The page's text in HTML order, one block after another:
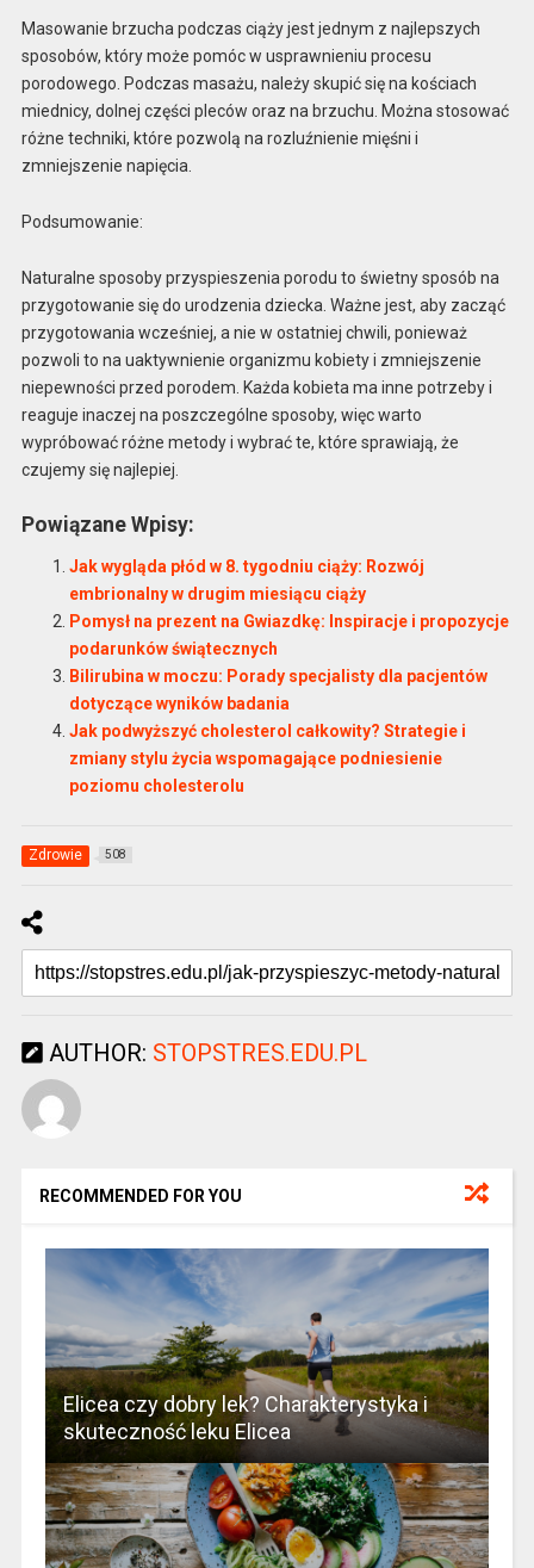
Masowanie brzucha podczas ciąży jest jednym z najlepszych
sposobów, który może pomóc w usprawnieniu procesu
porodowego. Podczas masażu, należy skupić się na kościach
miednicy, dolnej części pleców oraz na brzuchu. Można stosować
różne techniki, które pozwolą na rozluźnienie mięśni i
zmniejszenie napięcia.
Podsumowanie:
Naturalne sposoby przyspieszenia porodu to świetny sposób na
przygotowanie się do urodzenia dziecka. Ważne jest, aby zacząć
przygotowania wcześniej, a nie w ostatniej chwili, ponieważ
pozwoli to na uaktywnienie organizmu kobiety i zmniejszenie
niepewności przed porodem. Każda kobieta ma inne potrzeby i
reaguje inaczej na poszczególne sposoby, więc warto
wypróbować różne metody i wybrać te, które sprawiają, że
czujemy się najlepiej.
Powiązane Wpisy:
Jak wygląda płód w 8. tygodniu ciąży: Rozwój
embrionalny w drugim miesiącu ciąży
Pomysł na prezent na Gwiazdkę: Inspiracje i propozycje
podarunków świątecznych
Bilirubina w moczu: Porady specjalisty dla pacjentów
dotyczące wyników badania
Jak podwyższyć cholesterol całkowity? Strategie i
zmiany stylu życia wspomagające podniesienie
poziomu cholesterolu
Zdrowie 508
AUTHOR: STOPSTRES.EDU.PL
RECOMMENDED FOR YOU
Elicea czy dobry lek? Charakterystyka i
skuteczność leku Elicea